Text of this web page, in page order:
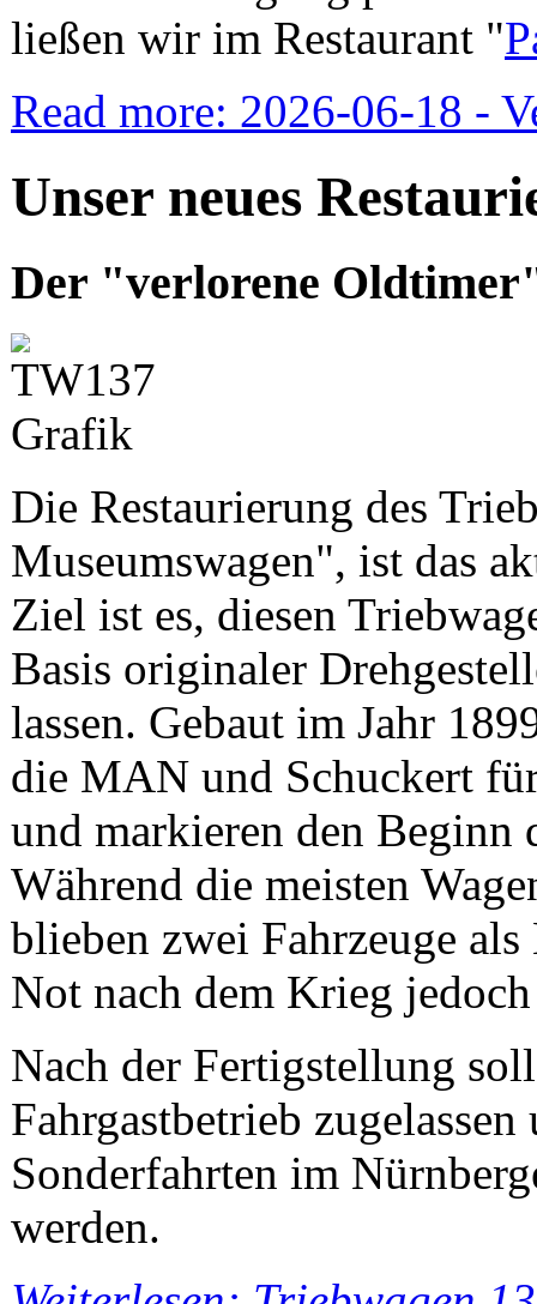
ließen wir im Restaurant "
Read more: 2026-06-18 -
Unser neues
Der "verlorene
Die Restaurierung des
Museumswagen", ist das
Ziel ist es, diesen
Basis originaler
lassen. Gebaut im Jahr
die MAN und Schuckert
und markieren den Beginn
Während die meisten
blieben zwei Fahrzeuge
Not nach dem Krieg
Nach der Fertigstellung
Fahrgastbetrieb
Sonderfahrten im
werden.